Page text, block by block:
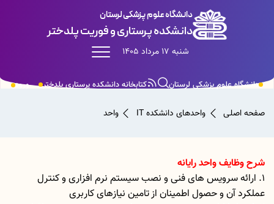
دانشگاه علوم پزشکی لرستان
دانشکده پرستاری و فوریت پلدختر
شنبه 17 مرداد 1405
ورود کتابخانه دانشکده پرستاری پلدختر دانشگاه علوم پزشکی لرستان
صفحه اصلی واحدهای دانشکدهIT واحد
شرح وظایف واحد رایانه
1. ارائه سرویس های فنی و نصب سیستم نرم افزاری و کنترل
عملکرد آن و حصول اطمینان از تامین نیازهای کاربری